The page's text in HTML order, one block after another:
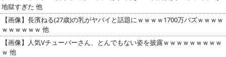
地獄すぎた 他
【画像】長濱ねる(27歳)の乳がヤバイと話題にｗｗｗｗ1700万バズｗｗｗｗ
ｗｗｗｗｗｗ 他
【画像】人気Vチューバーさん、とんでもない姿を披露ｗｗｗｗｗｗｗｗｗ
ｗ 他